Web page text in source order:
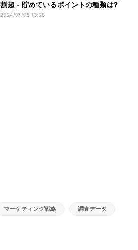
割超 - 貯めているポイントの種類は?
2024/07/05 13:28
マーケティング戦略 調査データ